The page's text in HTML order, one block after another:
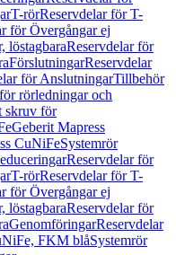
T-rörReservdelar för T-
för Övergångar ej
löstagbaraReservdelar för
FörslutningarReservdelar
för AnslutningarTillbehör
rörledningar och
skruv för
Geberit Mapress
CuNiFeSystemrör
Reservdelar för
T-rörReservdelar för T-
för Övergångar ej
löstagbaraReservdelar för
GenomföringarReservdelar
FKM blåSystemrör